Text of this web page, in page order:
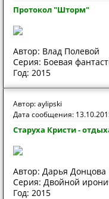
Протокол "Шторм"
Автор: Влад Полевой
Серия: Боевая
Год: 2015
Автор: aylipski
Дата сообщения:
Старуха Кристи -
Автор: Дарья Донцова
Серия: Двойной
Год: 2015